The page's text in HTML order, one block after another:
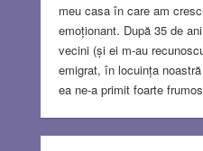
meu casa în care am
emoționant. După 35 de
vecini (și ei m-au
emigrat, în locuința
ea ne-a primit foarte